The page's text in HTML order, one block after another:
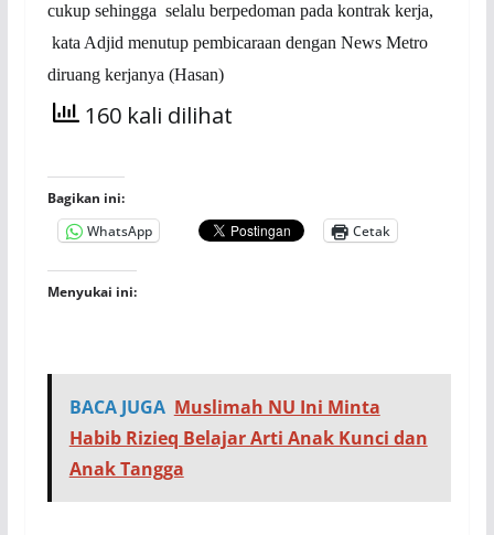
cukup sehingga selalu berpedoman pada kontrak kerja,
kata Adjid menutup pembicaraan dengan News Metro
diruang kerjanya (Hasan)
160 kali dilihat
Bagikan ini:
WhatsApp
Cetak
Menyukai ini:
BACA JUGA Muslimah NU Ini Minta
Habib Rizieq Belajar Arti Anak Kunci dan
Anak Tangga